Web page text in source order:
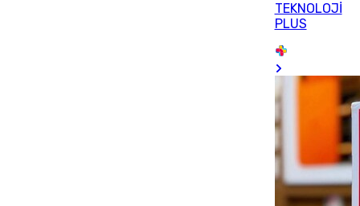
TEKNOLOJİ
PLUS